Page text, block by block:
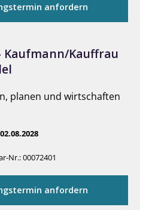
anfordern
Kaufmann/Kauffrau
planen und wirtschaften
Nr.: 00072401
anfordern